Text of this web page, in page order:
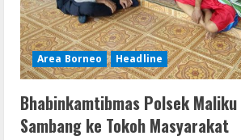
Area Borneo Headline
Bhabinkamtibmas Polsek
Sambang ke Tokoh Masyarakat